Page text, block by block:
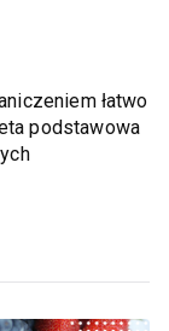
łatwo
podstawowa